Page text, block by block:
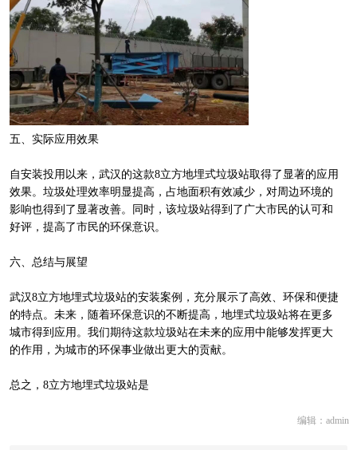
五、实际应用效果
自安装投用以来，武汉的这款8立方地埋式垃圾站取得了显著的应用
效果。垃圾处理效率明显提高，占地面积有效减少，对周边环境的
影响也得到了显著改善。同时，该垃圾站得到了广大市民的认可和
好评，提高了市民的环保意识。
六、总结与展望
武汉8立方地埋式垃圾站的安装案例，充分展示了高效、环保和便捷
的特点。未来，随着环保意识的不断提高，地埋式垃圾站将在更多
城市得到应用。我们期待这款垃圾站在未来的应用中能够发挥更大
的作用，为城市的环保事业做出更大的贡献。
总之，8立方地埋式垃圾站是
编辑：admin